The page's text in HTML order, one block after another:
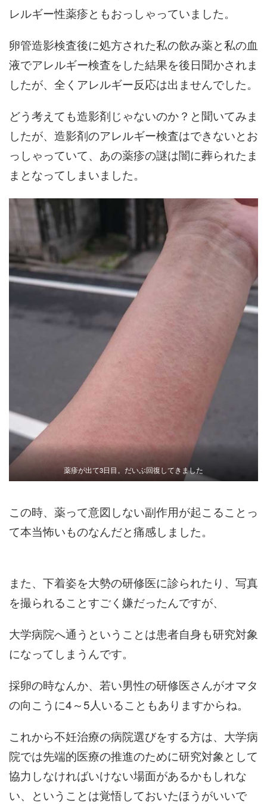
レルギー性薬疹ともおっしゃっていました。
卵管造影検査後に処方された私の飲み薬と私の血
液でアレルギー検査をした結果を後日聞かされま
したが、全くアレルギー反応は出ませんでした。
どう考えても造影剤じゃないのか？と聞いてみま
したが、造影剤のアレルギー検査はできないとお
っしゃっていて、あの薬疹の謎は闇に葬られたま
まとなってしまいました。
薬疹が出て3日目。だいぶ回復してきました
この時、薬って意図しない副作用が起こることっ
て本当怖いものなんだと痛感しました。
また、下着姿を大勢の研修医に診られたり、写真
を撮られることすごく嫌だったんですが、
大学病院へ通うということは患者自身も研究対象
になってしまうんです。
採卵の時なんか、若い男性の研修医さんがオマタ
の向こうに4～5人いることもありますからね。
これから不妊治療の病院選びをする方は、大学病
院では先端的医療の推進のために研究対象として
協力しなければいけない場面があるかもしれな
い、ということは覚悟しておいたほうがいいで